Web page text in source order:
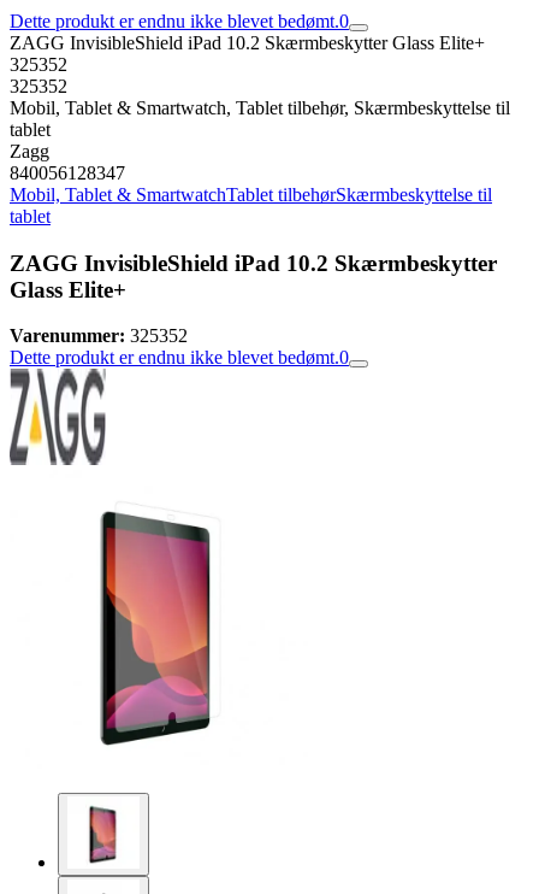
Dette produkt er endnu ikke blevet bedømt.0
ZAGG InvisibleShield iPad 10.2 Skærmbeskytter Glass Elite+
325352
325352
Mobil, Tablet & Smartwatch, Tablet tilbehør, Skærmbeskyttelse til
tablet
Zagg
840056128347
Mobil, Tablet & SmartwatchTablet tilbehørSkærmbeskyttelse til
tablet
ZAGG InvisibleShield iPad 10.2 Skærmbeskytter
Glass Elite+
Varenummer: 325352
Dette produkt er endnu ikke blevet bedømt.0